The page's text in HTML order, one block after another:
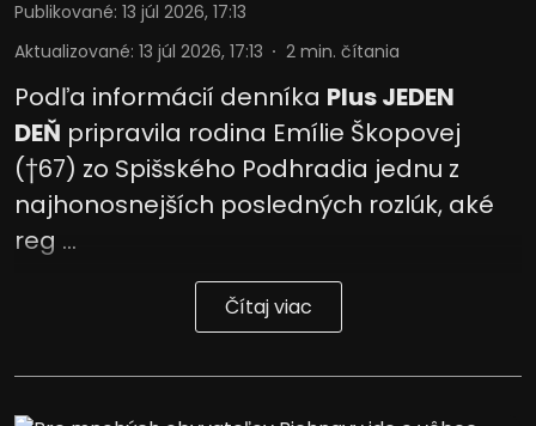
Publikované: 13 júl 2026, 17:13
Aktualizované: 13 júl 2026, 17:13 2 min. čítania
Podľa informácií denníka Plus JEDEN
DEŇ pripravila rodina Emílie Škopovej
(†67) zo Spišského Podhradia jednu z
najhonosnejších posledných rozlúk, aké
reg ...
Čítaj viac